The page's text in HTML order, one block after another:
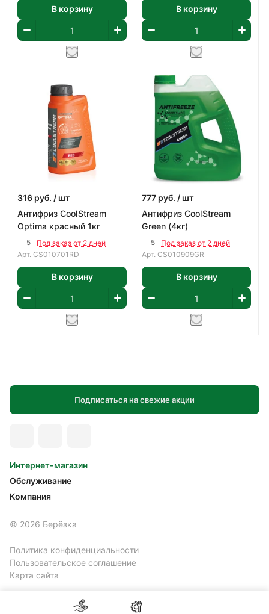
В корзину В корзину
316 руб. / шт
Антифриз CoolStream
Optima красный 1кг
5
Под заказ от 2 дней
Арт. CS010701RD
В корзину
777 руб. / шт
Антифриз CoolStream
Green (4кг)
5
Под заказ от 2 дней
Арт. CS010909GR
В корзину
Подписаться на свежие акции
Интернет-магазин
Обслуживание
Компания
© 2026 Берёзка
Политика конфиденциальности
Пользовательское соглашение
Карта сайта